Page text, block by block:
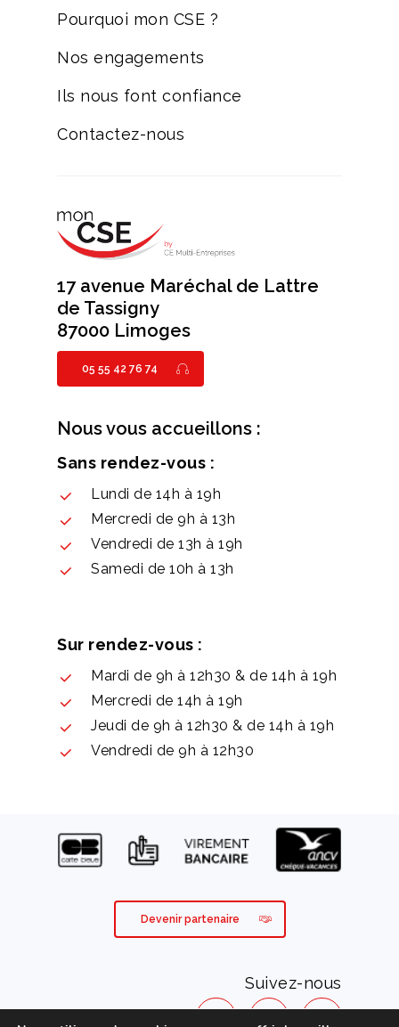
Pourquoi mon CSE ?
Nos engagements
Ils nous font confiance
Contactez-nous
17 avenue Maréchal de Lattre
de Tassigny
87000 Limoges
05 55 42 76 74
Nous vous accueillons :
Sans rendez-vous :
Lundi de 14h à 19h
Mercredi de 9h à 13h
Vendredi de 13h à 19h
Samedi de 10h à 13h
Sur rendez-vous :
Mardi de 9h à 12h30 & de 14h à 19h
Mercredi de 14h à 19h
Jeudi de 9h à 12h30 & de 14h à 19h
Vendredi de 9h à 12h30
Devenir partenaire
Suivez-nous